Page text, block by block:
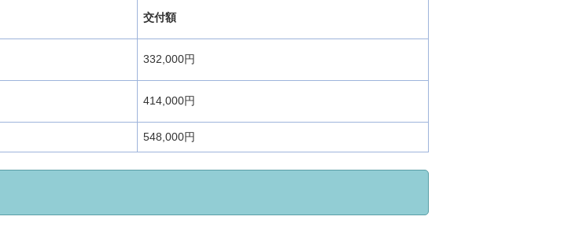
交付額
332,000円
414,000円
548,000円